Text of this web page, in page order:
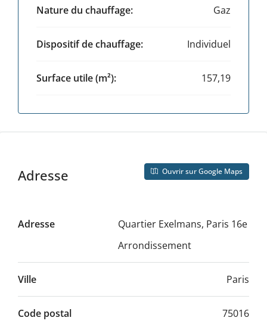
Téléphone :07.89.00.91.32
Classe énergétique
Nature du chauffage: Gaz
Dispositif de chauffage: Individuel
Surface utile (m²): 157,19
Adresse Ouvrir sur Google Maps
Adresse
Quartier Exelmans, Paris 16e
Arrondissement
Ville Paris
Code postal 75016